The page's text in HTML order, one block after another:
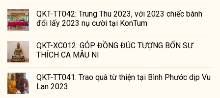
QKT-TT042: Trung Thu 2023, với 2023 chiếc bánh
đổi lấy 2023 nụ cười tại KonTum
QKT-XC012: GÓP ĐỒNG ĐÚC TƯỢNG BỔN SƯ
THÍCH CA MÂU NI
QKT-TT041: Trao quà từ thiện tại Bình Phước dịp Vu
Lan 2023